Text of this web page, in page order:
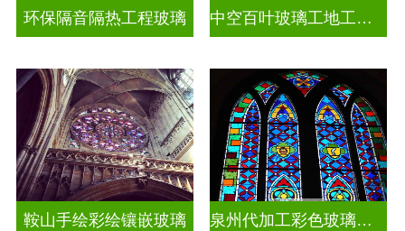
环保隔音隔热工程玻璃 中空百叶玻璃工地工装装饰玻璃
鞍山手绘彩绘镶嵌玻璃 泉州代加工彩色玻璃穹顶